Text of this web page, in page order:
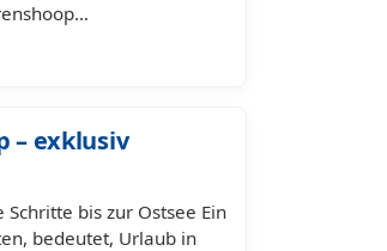
– exklusiv
bis zur Ostsee Ein
bedeutet, Urlaub in